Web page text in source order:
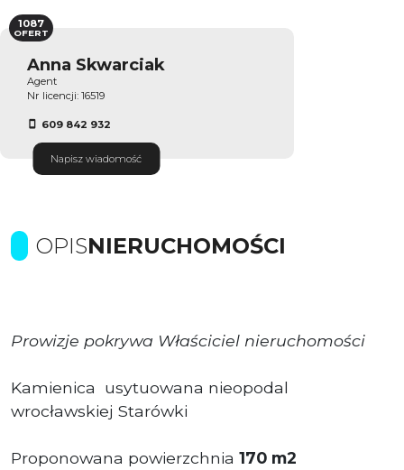
Anna Skwarciak
Agent
Nr licencji: 16519
609 842 932
Napisz wiadomość
1087
OFERT
OPISNIERUCHOMOŚCI
Prowizje pokrywa Właściciel nieruchomości
Kamienica usytuowana nieopodal
wrocławskiej Starówki
Proponowana powierzchnia 170 m2